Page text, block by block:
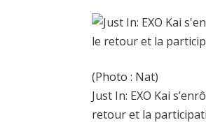
(Photo : Nat)
Just In: EXO Kai
retour et la